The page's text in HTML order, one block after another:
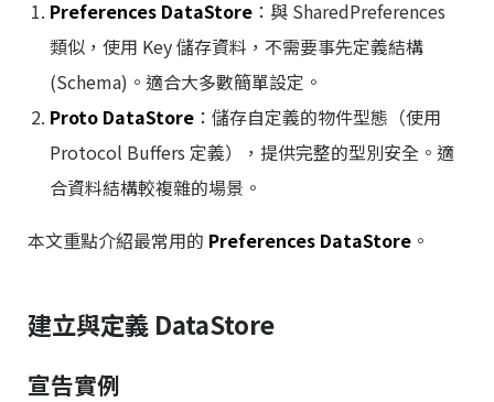
Preferences DataStore ：與 SharedPreferences
類似，使用 Key 儲存資料，不需要事先定義結構
(Schema)。適合大多數簡單設定。
Proto DataStore ：儲存自定義的物件型態（使用
Protocol Buffers 定義），提供完整的型別安全。適
合資料結構較複雜的場景。
本文重點介紹最常用的 Preferences DataStore 。
建立與定義 DataStore
宣告實例